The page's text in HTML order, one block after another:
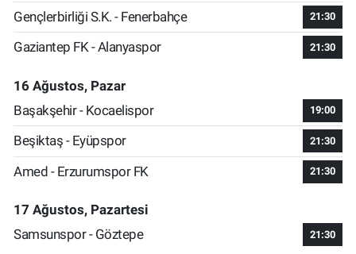
Gençlerbirliği S.K. - Fenerbahçe 21:30
Gaziantep FK - Alanyaspor 21:30
16 Ağustos, Pazar
Başakşehir - Kocaelispor
19:00
Beşiktaş - Eyüpspor 21:30
Amed - Erzurumspor FK 21:30
17 Ağustos, Pazartesi
Samsunspor - Göztepe
21:30